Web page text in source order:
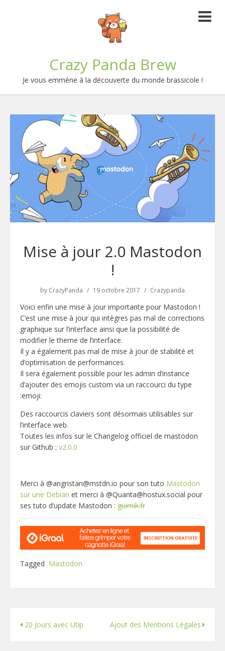
Crazy Panda Brew
Je vous emmène à la découverte du monde brassicole !
Mise à jour 2.0 Mastodon
!
by CrazyPanda 19 octobre 2017 Crazypanda
Voici enfin une mise à jour importante pour Mastodon !
C’est une mise à jour qui intègres pas mal de corrections
graphique sur l’interface ainsi que la possibilité de
modifier le theme de l’interface.
Il y a également pas mal de mise à jour de stabilité et
d’optimisation de performances.
Il sera également possible pour les admin d’instance
d’ajouter des emojis custom via un raccourci du type
:emoji:
Des raccourcis claviers sont désormais utilisables sur
l’interface web.
Toutes les infos sur le Changelog officiel de mastodon
sur Github : v2.0.0
Merci à @angristan@mstdn.io pour son tuto Mastodon
sur une Debian et merci à @Quanta@hostux.social pour
ses tuto d’update Mastodon : guimik.fr
Tagged Mastodon
20 Jours avec Utip Ajout des Mentions Légales